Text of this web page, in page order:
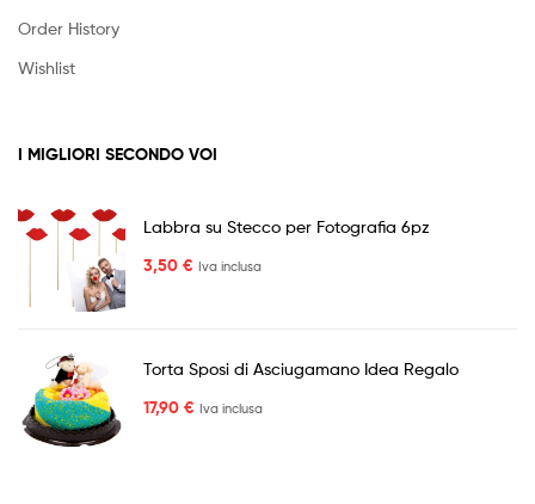
Order History
Wishlist
I MIGLIORI SECONDO VOI
Labbra su Stecco per Fotografia 6pz
3,50 € Iva inclusa
Torta Sposi di Asciugamano Idea Regalo
17,90 € Iva inclusa